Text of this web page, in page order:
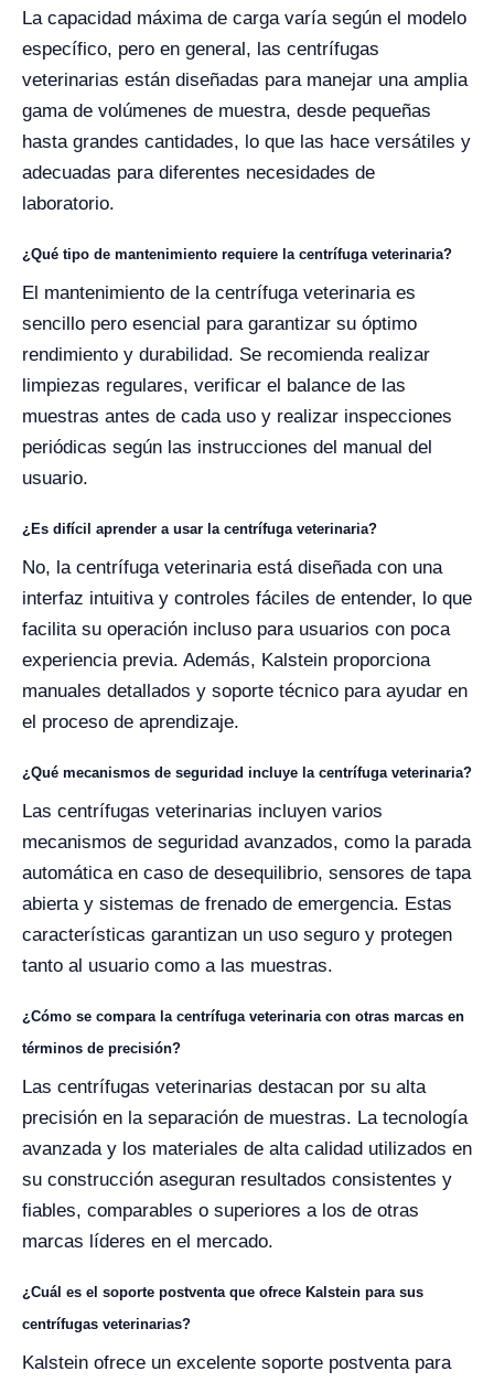
La capacidad máxima de carga varía según el modelo
específico, pero en general, las centrífugas
veterinarias están diseñadas para manejar una amplia
gama de volúmenes de muestra, desde pequeñas
hasta grandes cantidades, lo que las hace versátiles y
adecuadas para diferentes necesidades de
laboratorio.
¿Qué tipo de mantenimiento requiere la centrífuga veterinaria?
El mantenimiento de la centrífuga veterinaria es
sencillo pero esencial para garantizar su óptimo
rendimiento y durabilidad. Se recomienda realizar
limpiezas regulares, verificar el balance de las
muestras antes de cada uso y realizar inspecciones
periódicas según las instrucciones del manual del
usuario.
¿Es difícil aprender a usar la centrífuga veterinaria?
No, la centrífuga veterinaria está diseñada con una
interfaz intuitiva y controles fáciles de entender, lo que
facilita su operación incluso para usuarios con poca
experiencia previa. Además, Kalstein proporciona
manuales detallados y soporte técnico para ayudar en
el proceso de aprendizaje.
¿Qué mecanismos de seguridad incluye la centrífuga veterinaria?
Las centrífugas veterinarias incluyen varios
mecanismos de seguridad avanzados, como la parada
automática en caso de desequilibrio, sensores de tapa
abierta y sistemas de frenado de emergencia. Estas
características garantizan un uso seguro y protegen
tanto al usuario como a las muestras.
¿Cómo se compara la centrífuga veterinaria con otras marcas en
términos de precisión?
Las centrífugas veterinarias destacan por su alta
precisión en la separación de muestras. La tecnología
avanzada y los materiales de alta calidad utilizados en
su construcción aseguran resultados consistentes y
fiables, comparables o superiores a los de otras
marcas líderes en el mercado.
¿Cuál es el soporte postventa que ofrece Kalstein para sus
centrífugas veterinarias?
Kalstein ofrece un excelente soporte postventa para